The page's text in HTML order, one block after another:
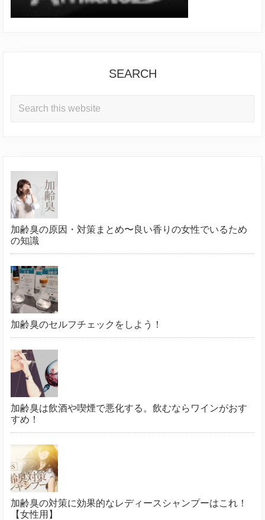
SEARCH
Search
加齢臭の原因・対策まとめ〜良い香りの女性でいるため
の知識
加齢臭のセルフチェックをしよう！
加齢臭は飲酒や喫煙で悪化する。飲むならワインがおす
すめ！
加齢臭の対策に効果的なレディースシャンプーはこれ！
【女性用】